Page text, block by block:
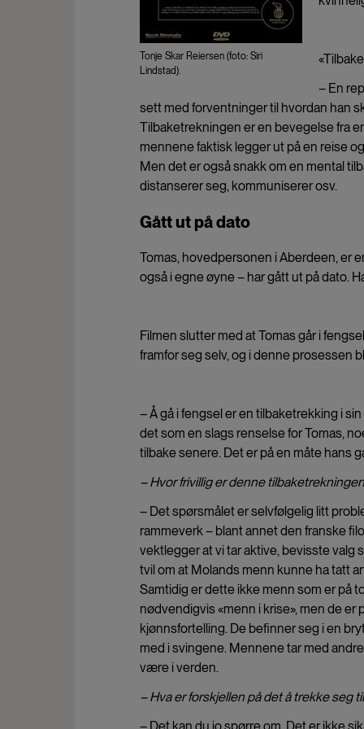
Tonje Skar Reiersen (foto: Siri
Lindstad).
– En
sett med forventninger til hvordan han
Tilbaketrekningen er en bevegelse fra
mennene faktisk legger ut på en reise
Men det er også snakk om en mental
distanserer seg, kommuniserer osv.
Gått ut på dato
Tomas, hovedpersonen i Aberdeen, er
også i egne øyne – har gått ut på dato.
Filmen slutter med at Tomas går i
framfor seg selv, og i denne prosessen
– Å gå i fengsel er en tilbaketrekking i
det som en slags renselse for Tomas,
tilbake senere. Det er på en måte hans
– Hvor frivillig er denne
– Det spørsmålet er selvfølgelig litt
rammeverk – blant annet den franske
vektlegger at vi tar aktive, bevisste valg
tvil om at Molands menn kunne ha tatt
Samtidig er dette ikke menn som er på
nødvendigvis «menn i krise», men de er
kjønnsfortelling. De befinner seg i en
med i svingene. Mennene tar med
være i verden.
– Hva er forskjellen på det å trekke seg
– Det kan du jo spørre om. Det er ikke